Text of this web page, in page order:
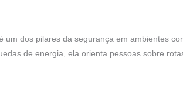
um dos pilares da segurança em ambientes
de energia, ela orienta pessoas sobre